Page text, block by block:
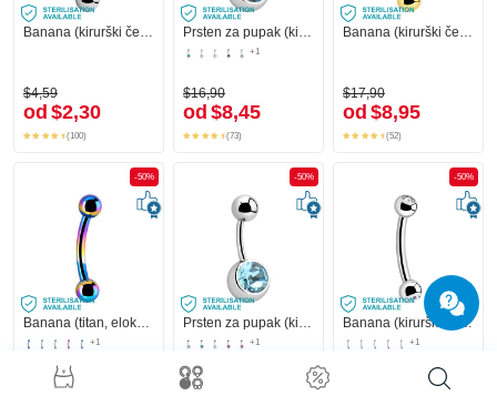
Banana (kirurški čelik, srebrna, sjajna završna obrada) s kuglama
$4,59
od $2,30
(100)
Prsten za pupak (kirurški čelik, srebrna, sjajna završna obrada) s kuglama i kristalnim kamenjem
+1
$16,90
od $8,45
(73)
Banana (kirurški čelik, zlatna, sjajna završna obrada)
$17,90
od $8,95
(52)
-50%
+1
$12,90
-50%
+1
$14,90
-50%
Banana (kirurški čelik, srebrna, sjajna završna obrada) s kuglama i kristalnim kamenjem
+1